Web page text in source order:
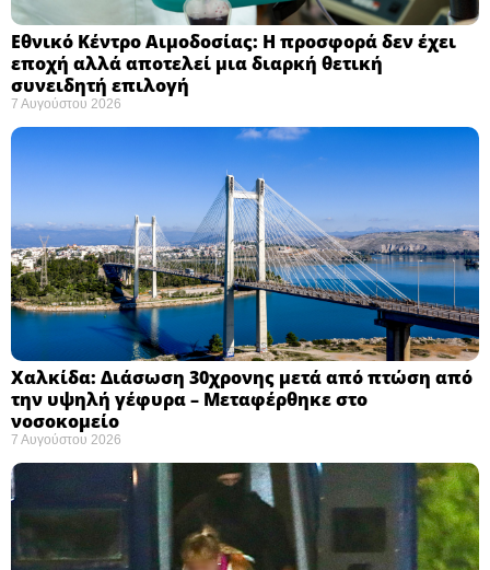
Εθνικό Κέντρο Αιμοδοσίας: H προσφορά δεν έχει
εποχή αλλά αποτελεί μια διαρκή θετική
συνειδητή επιλογή ​
7 Αυγούστου 2026
Χαλκίδα: Διάσωση 30χρονης μετά από πτώση από
την υψηλή γέφυρα – Μεταφέρθηκε στο
νοσοκομείο ​
7 Αυγούστου 2026